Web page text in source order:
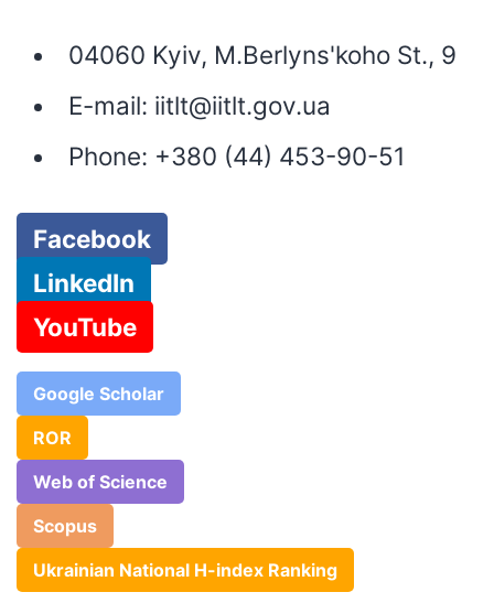
04060 Kyiv, M.Berlyns'koho St., 9
E-mail: iitlt@iitlt.gov.ua
Phone: +380 (44) 453-90-51
Facebook
LinkedIn
YouTube
Google Scholar
ROR
Web of Science
Scopus
Ukrainian National H-index Ranking